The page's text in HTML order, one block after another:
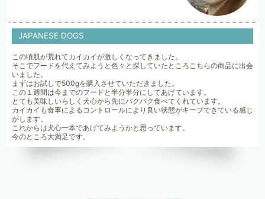
JAPANESE DOGS
この頃肌が荒れてカイカイが激しくなってきました。
そこでフードを代えてみようと色々と探していたところこちらの商品に出会
いました。
まずはお試しで500gを購入させていただきました。
この１週間は今までのフードと半分半分にしてあげています。
とても美味しいらしく犬心から先にパクパク食べてくれています。
カイカイも食事によるコントロールにより良い状態がキープできている感じ
がします。
これからは犬心一本であげてみようかと思っています。
今のところ大満足です。